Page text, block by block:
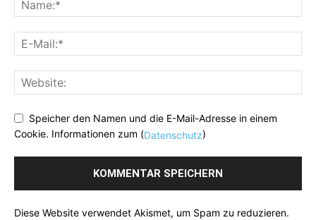
Speicher den Namen und die E-Mail-Adresse in einem
Cookie. Informationen zum (Datenschutz)
Diese Website verwendet Akismet, um Spam zu reduzieren.